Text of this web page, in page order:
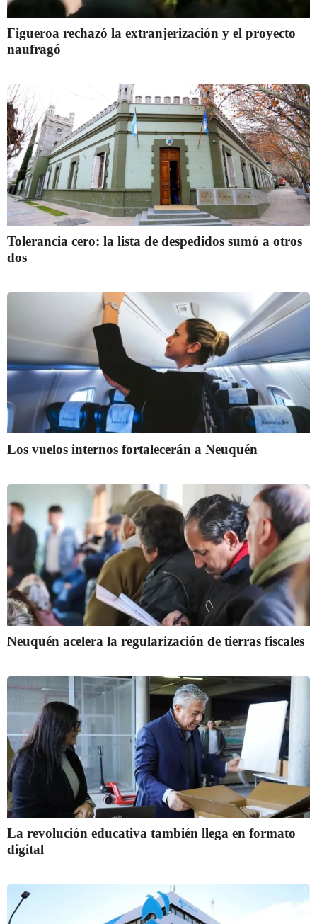
Figueroa rechazó la extranjerización y el proyecto
naufragó
Tolerancia cero: la lista de despedidos sumó a otros
dos
Los vuelos internos fortalecerán a Neuquén
Neuquén acelera la regularización de tierras fiscales
La revolución educativa también llega en formato
digital